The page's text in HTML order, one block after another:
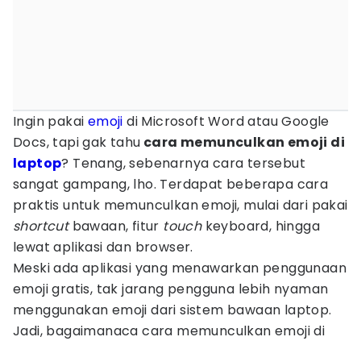
Ingin pakai emoji di Microsoft Word atau Google
Docs, tapi gak tahu cara memunculkan emoji di
laptop? Tenang, sebenarnya cara tersebut
sangat gampang, lho. Terdapat beberapa cara
praktis untuk memunculkan emoji, mulai dari pakai
shortcutbawaan, fitur touch keyboard, hingga
lewat aplikasi dan browser.
Meski ada aplikasi yang menawarkan penggunaan
emoji gratis, tak jarang pengguna lebih nyaman
menggunakan emoji dari sistem bawaan laptop.
Jadi, bagaimanaca cara memunculkan emoji di